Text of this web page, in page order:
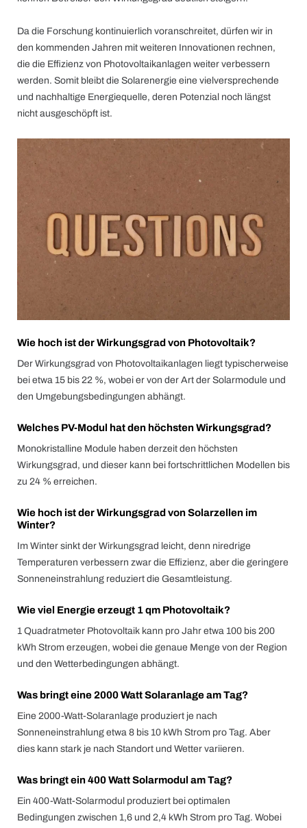
Da die Forschung kontinuierlich voranschreitet, dürfen wir in
den kommenden Jahren mit weiteren Innovationen rechnen,
die die Effizienz von Photovoltaikanlagen weiter verbessern
werden. Somit bleibt die Solarenergie eine vielversprechende
und nachhaltige Energiequelle, deren Potenzial noch längst
nicht ausgeschöpft ist.
Wie hoch ist der Wirkungsgrad von Photovoltaik?
Der Wirkungsgrad von Photovoltaikanlagen liegt typischerweise
bei etwa 15 bis 22 %, wobei er von der Art der Solarmodule und
den Umgebungsbedingungen abhängt.
Welches PV-Modul hat den höchsten Wirkungsgrad?
Monokristalline Module haben derzeit den höchsten
Wirkungsgrad, und dieser kann bei fortschrittlichen Modellen bis
zu 24 % erreichen.
Wie hoch ist der Wirkungsgrad von Solarzellen im
Winter?
Im Winter sinkt der Wirkungsgrad leicht, denn niredrige
Temperaturen verbessern zwar die Effizienz, aber die geringere
Sonneneinstrahlung reduziert die Gesamtleistung.
Wie viel Energie erzeugt 1 qm Photovoltaik?
1 Quadratmeter Photovoltaik kann pro Jahr etwa 100 bis 200
kWh Strom erzeugen, wobei die genaue Menge von der Region
und den Wetterbedingungen abhängt.
Was bringt eine 2000 Watt Solaranlage am Tag?
Eine 2000-Watt-Solaranlage produziert je nach
Sonneneinstrahlung etwa 8 bis 10 kWh Strom pro Tag. Aber
dies kann stark je nach Standort und Wetter variieren.
Was bringt ein 400 Watt Solarmodul am Tag?
Ein 400-Watt-Solarmodul produziert bei optimalen
Bedingungen zwischen 1,6 und 2,4 kWh Strom pro Tag. Wobei